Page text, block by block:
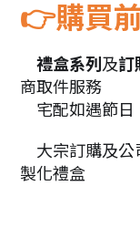
👉購買
🎁禮盒系列及訂
商取件服務
宅配如遇節
大宗訂購及公
製化禮盒